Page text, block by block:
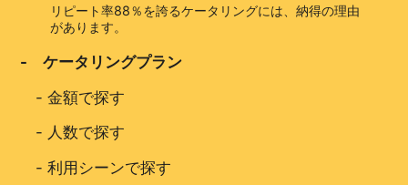
リピート率88％を誇るケータリングには、納得の理由
があります。
- ケータリングプラン
-金額で探す
- 人数で探す
-利用シーンで探す